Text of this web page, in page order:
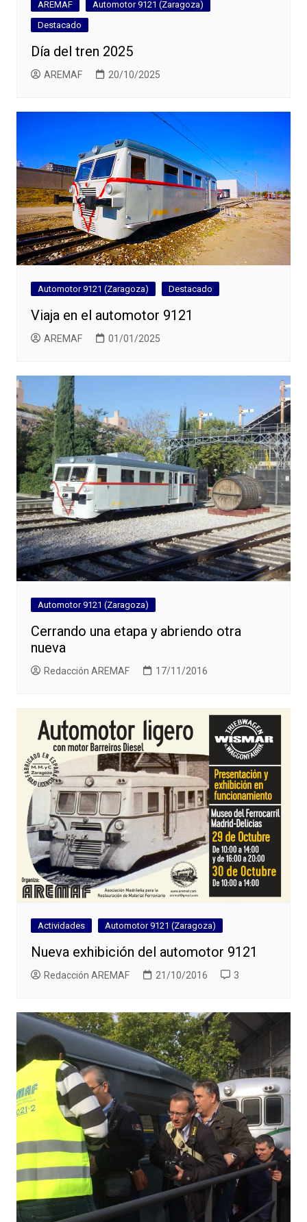
AREMAF
Automotor 9121 (Zaragoza)
Destacado
Día del tren 2025
AREMAF 20/10/2025
Automotor 9121 (Zaragoza) Destacado
Viaja en el automotor 9121
AREMAF 01/01/2025
Automotor 9121 (Zaragoza)
Cerrando una etapa y abriendo otra
nueva
Redacción AREMAF 17/11/2016
Actividades Automotor 9121 (Zaragoza)
Nueva exhibición del automotor 9121
Redacción AREMAF 21/10/2016 3